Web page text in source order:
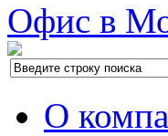
Офис в
О